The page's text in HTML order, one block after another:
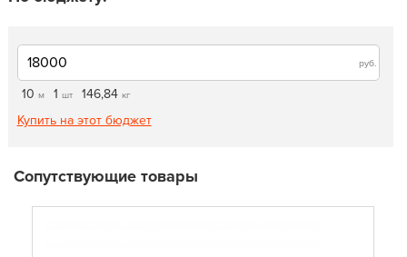
руб.
10 м 1 шт 146,84 кг
Купить на этот бюджет
Сопутствующие товары